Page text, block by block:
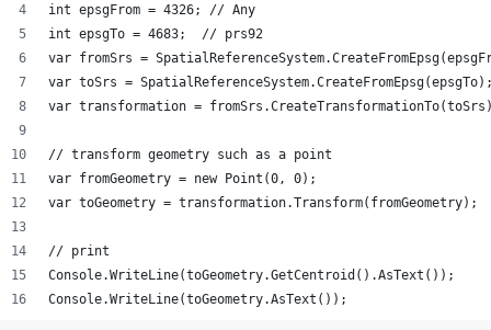
int epsgFrom = 4326; // Any
int epsgTo = 4683;  // prs92
var fromSrs =
var toSrs =
var transformation =
// transform geometry such as a point
var fromGeometry = new Point(0, 0);
var toGeometry = transformation.Transform(fromGeometry);
// print
Console.WriteLine(toGeometry.GetCentroid().AsText());
Console.WriteLine(toGeometry.AsText());